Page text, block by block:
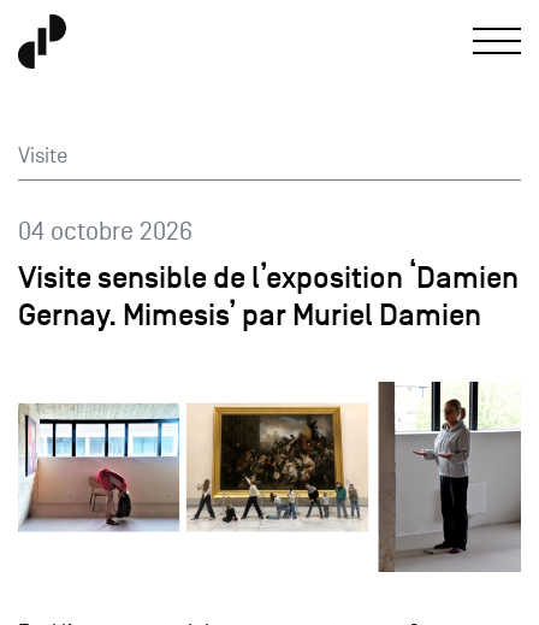
Visite
04 octobre 2026
Visite sensible de l’exposition ‘Damien
Gernay. Mimesis’ par Muriel Damien